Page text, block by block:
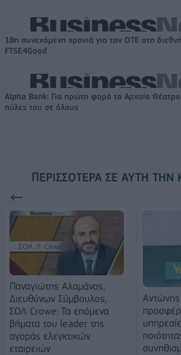
18η συνεχόμενη χρονιά για τον ΟΤΕ στη
FTSE4Good
Alpha Bank: Για πρώτη φορά το Αρχαίο Θέατρο
πύλες του σε όλους
ΠΕΡΙΣΣΌΤΕΡΑ ΣΕ ΑΥΤΉ ΤΗΝ
Παναγιώτης Αλαμάνος,
Διευθύνων Σύμβουλος,
ΣΟΛ Crowe: Τα επόμενα
βήματα του leader της
αγοράς ελεγκτικών
εταιρειών